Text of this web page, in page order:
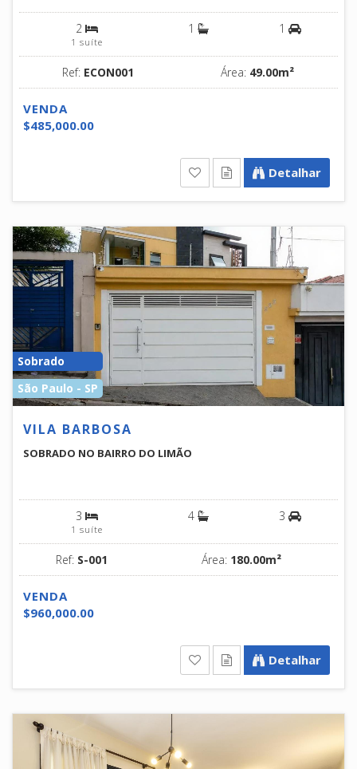
2
1 suíte
1 1
Ref: ECON001 Área: 49.00m²
VENDA
$485,000.00
Detalhar
Sobrado
São Paulo - SP
VILA BARBOSA
SOBRADO NO BAIRRO DO LIMÃO
3
1 suíte
4 3
Ref: S-001 Área: 180.00m²
VENDA
$960,000.00
Detalhar